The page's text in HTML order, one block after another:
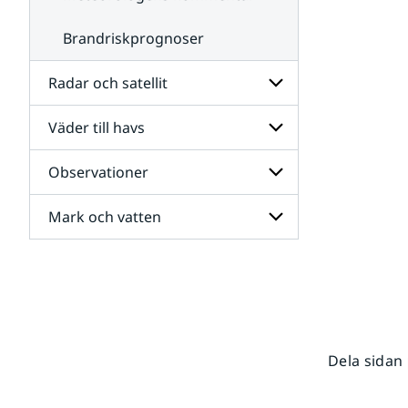
Brandriskprognoser
Radar och satellit
Undersidor
för
Radar
och
satellit
Väder till havs
Undersidor
för
Väder
till
havs
Observationer
Undersidor
för
Mark och vatten
Dela sidan